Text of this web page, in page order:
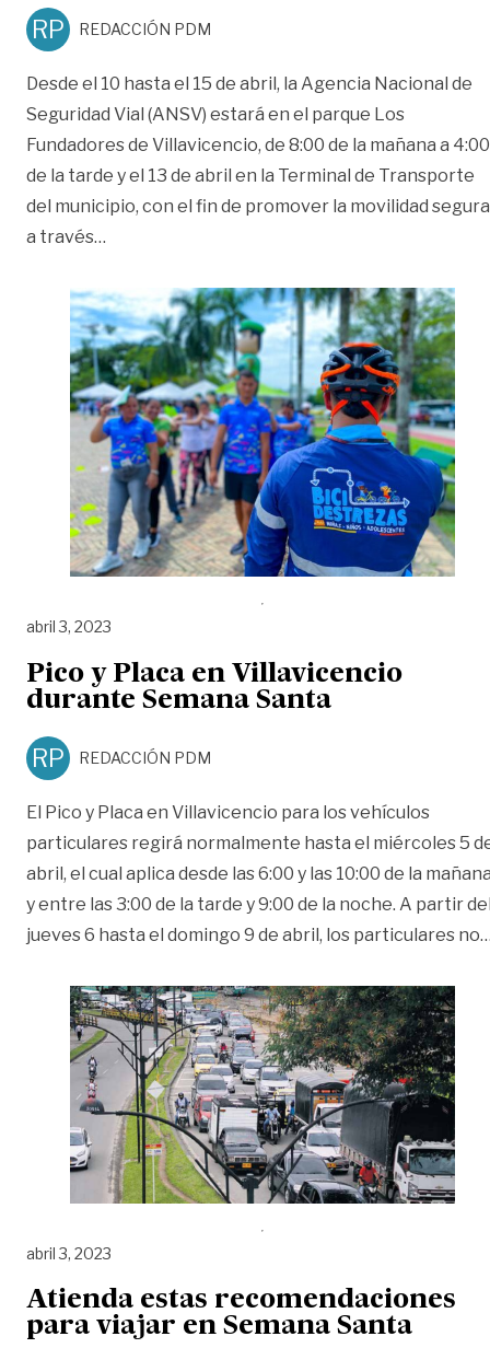
RP REDACCIÓN PDM
Desde el 10 hasta el 15 de abril, la Agencia Nacional de
Seguridad Vial (ANSV) estará en el parque Los
Fundadores de Villavicencio, de 8:00 de la mañana a 4:00
de la tarde y el 13 de abril en la Terminal de Transporte
del municipio, con el fin de promover la movilidad segura
a través…
abril 3, 2023
Pico y Placa en Villavicencio
durante Semana Santa
RP REDACCIÓN PDM
El Pico y Placa en Villavicencio para los vehículos
particulares regirá normalmente hasta el miércoles 5
abril, el cual aplica desde las 6:00 y las 10:00 de la
y entre las 3:00 de la tarde y 9:00 de la noche. A partir
jueves 6 hasta el domingo 9 de abril, los particulares no
abril 3, 2023
Atienda estas recomendaciones
para viajar en Semana Santa